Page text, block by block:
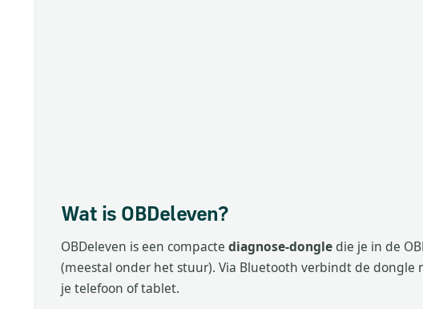
Wat is OBDeleven?
OBDeleven is een compacte diagnose-dongledie je in de
(meestal onder het stuur). Via Bluetooth verbindt de dongle
je telefoon of tablet.